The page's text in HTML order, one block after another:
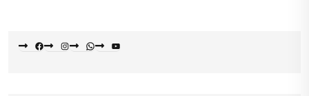
FacebookInstagramWhatsApp
YouTube